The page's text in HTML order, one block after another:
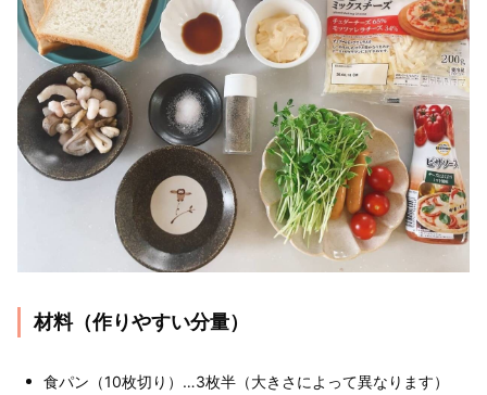
材料（作りやすい分量）
食パン（10枚切り）…3枚半（大きさによって異なります）